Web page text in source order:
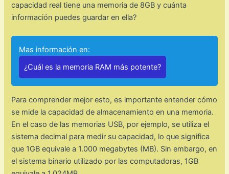
capacidad real tiene una memoria de 8GB y cuánta
información puedes guardar en ella?
Mas información en:
¿Cuál es la memoria RAM más potente?
Para comprender mejor esto, es importante entender cómo
se mide la capacidad de almacenamiento en una memoria.
En el caso de las memorias USB, por ejemplo, se utiliza el
sistema decimal para medir su capacidad, lo que significa
que 1GB equivale a 1.000 megabytes (MB). Sin embargo, en
el sistema binario utilizado por las computadoras, 1GB